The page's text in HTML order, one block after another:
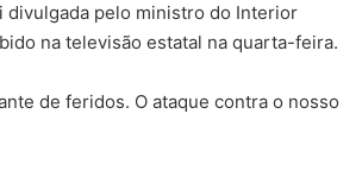
divulgada pelo ministro do Interior
na televisão estatal na quarta-feira.
de feridos. O ataque contra o nosso